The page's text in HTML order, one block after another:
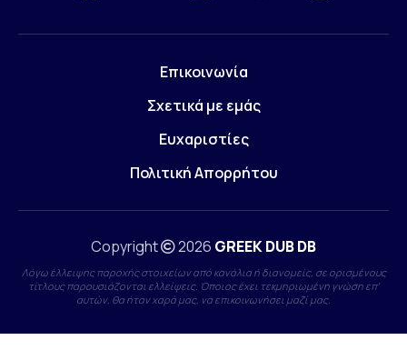
Επικοινωνία
Σχετικά με εμάς
Ευχαριστίες
Πολιτική Απορρήτου
Copyright 2026 GREEK DUB DB
Λόγω έλλειψης παροχής στοιχείων από κανάλια ή διανομείς, σε ορισμένους
τίτλους παρουσιάζονται ελλείψεις. Όποιος έχει τεκμηριωμένη γνώση επ'
αυτών, θα ήταν χαρά μας, να επικοινωνήσει μαζί μας.